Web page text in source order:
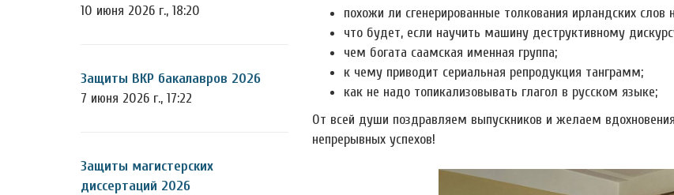
10 июня 2026 г., 18:20
Защиты ВКР бакалавров 2026
7 июня 2026 г., 17:22
Защиты магистерских
диссертаций 2026
похожи ли сгенерированные толкования ирландских слов
что будет, если научить машину деструктивному
чем богата саамская именная группа;
к чему приводит сериальная репродукция танграмм;
как не надо топикализовывать глагол в русском языке;
От всей души поздравляем выпускников и желаем
непрерывных успехов!